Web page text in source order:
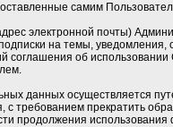
самим
электронной почты)
на темы,
соглашения об
данных осуществляется
с требованием прекратить
продолжения